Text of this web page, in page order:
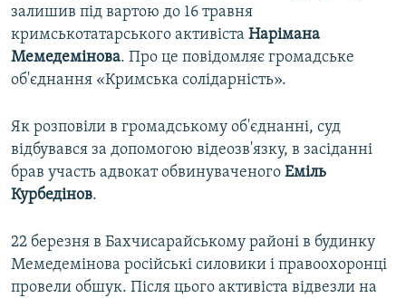
Усі сайти RFE/RL
залишив під вартою до 16 травня
кримськотатарського активіста Нарімана
Мемедемінова. Про це повідомляє громадське
об'єднання «Кримська солідарність».
Як розповіли в громадському об'єднанні, суд
відбувався за допомогою відеозв'язку, в засіданні
брав участь адвокат обвинуваченого Еміль
Курбедінов.
22 березня в Бахчисарайському районі в будинку
Мемедемінова російські силовики і правоохоронці
провели обшук. Після цього активіста відвезли на